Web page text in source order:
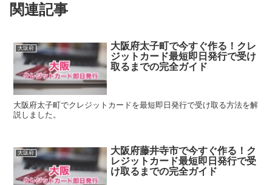
関連記事
大阪府
大阪府太子町で今すぐ作る！クレ
ジットカード最短即日発行で受け
取るまでの完全ガイド
大阪府太子町でクレジットカードを最短即日発行で受け取る方法を解
説しました。
大阪府
大阪府藤井寺市で今すぐ作る！ク
レジットカード最短即日発行で受
け取るまでの完全ガイド